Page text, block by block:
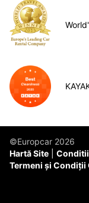
©Europcar 2026
Hartă Site
Termeni și Condiții